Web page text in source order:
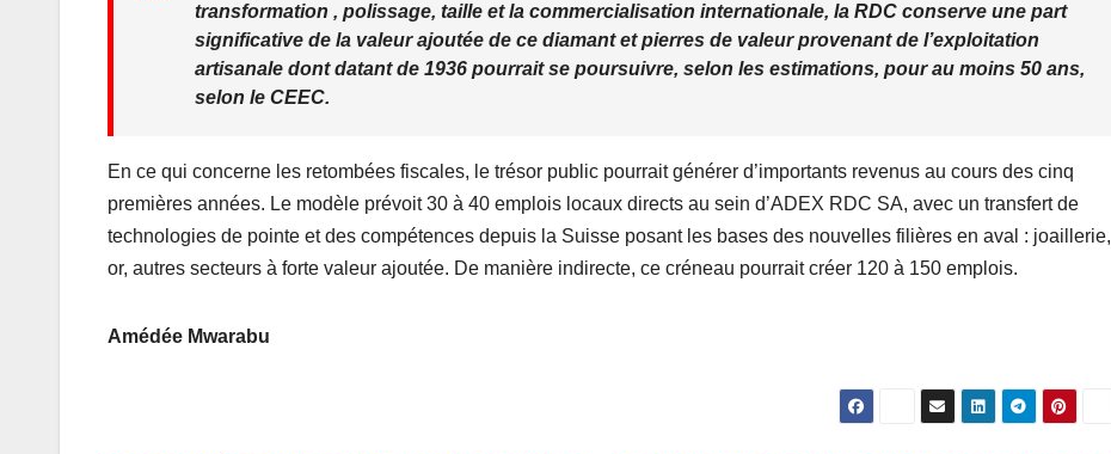
transformation , polissage, taille et la commercialisation internationale, la RDC conserve une part
significative de la valeur ajoutée de ce diamant et pierres de valeur provenant de l’exploitation
artisanale dont datant de 1936 pourrait se poursuivre, selon les estimations, pour au moins 50 ans,
selon le CEEC.
En ce qui concerne les retombées fiscales, le trésor public pourrait générer d’importants revenus au cours des cinq
premières années. Le modèle prévoit 30 à 40 emplois locaux directs au sein d’ADEX RDC SA, avec un transfert de
technologies de pointe et des compétences depuis la Suisse posant les bases des nouvelles filières en aval : joaillerie,
or, autres secteurs à forte valeur ajoutée. De manière indirecte, ce créneau pourrait créer 120 à 150 emplois.
Amédée Mwarabu